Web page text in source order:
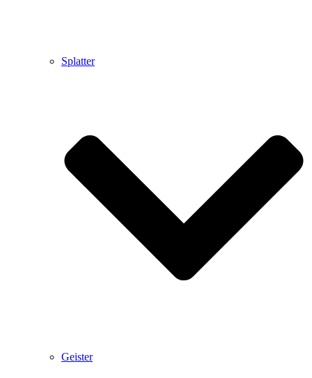
Splatter
Geister